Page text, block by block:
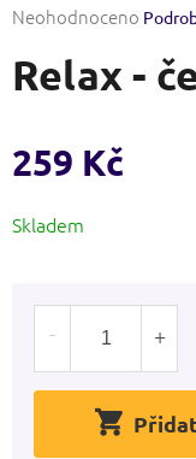
Průměrné
produktu
je
5
hvězdiček.
Neohodnoceno
Relax -
259 Kč
cena:
Skladem